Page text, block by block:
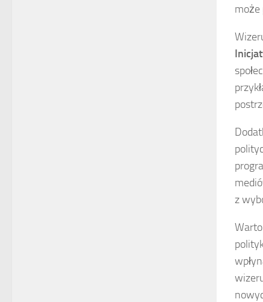
może
z